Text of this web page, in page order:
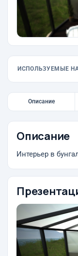
ИСПОЛЬЗУЕМЫЕ
Описание
Описание
Интерьер в